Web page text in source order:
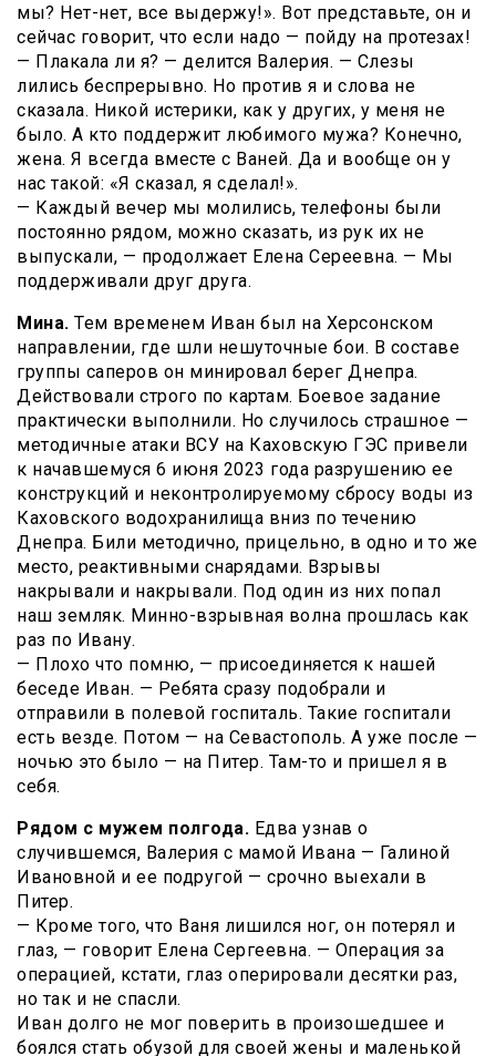
мы? Нет-нет, все выдержу!». Вот представьте, он и
сейчас говорит, что если надо — пойду на протезах!
— Плакала ли я? — делится Валерия. — Слезы
лились беспрерывно. Но против я и слова не
сказала. Никой истерики, как у других, у меня не
было. А кто поддержит любимого мужа? Конечно,
жена. Я всегда вместе с Ваней. Да и вообще он у
нас такой: «Я сказал, я сделал!».
— Каждый вечер мы молились, телефоны были
постоянно рядом, можно сказать, из рук их не
выпускали, — продолжает Елена Сереевна. — Мы
поддерживали друг друга.
Мина. Тем временем Иван был на Херсонском
направлении, где шли нешуточные бои. В составе
группы саперов он минировал берег Днепра.
Действовали строго по картам. Боевое задание
практически выполнили. Но случилось страшное —
методичные атаки ВСУ на Каховскую ГЭС привели
к начавшемуся 6 июня 2023 года разрушению ее
конструкций и неконтролируемому сбросу воды из
Каховского водохранилища вниз по течению
Днепра. Били методично, прицельно, в одно и то же
место, реактивными снарядами. Взрывы
накрывали и накрывали. Под один из них попал
наш земляк. Минно-взрывная волна прошлась как
раз по Ивану.
— Плохо что помню, — присоединяется к нашей
беседе Иван. — Ребята сразу подобрали и
отправили в полевой госпиталь. Такие госпитали
есть везде. Потом — на Севастополь. А уже после —
ночью это было — на Питер. Там-то и пришел я в
себя.
Рядом с мужем полгода. Едва узнав о
случившемся, Валерия с мамой Ивана — Галиной
Ивановной и ее подругой — срочно выехали в
Питер.
— Кроме того, что Ваня лишился ног, он потерял и
глаз, — говорит Елена Сергеевна. — Операция за
операцией, кстати, глаз оперировали десятки раз,
но так и не спасли.
Иван долго не мог поверить в произошедшее и
боялся стать обузой для своей жены и маленькой